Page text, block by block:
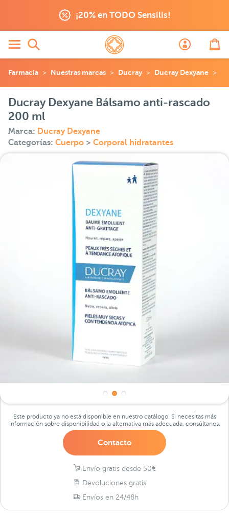
¡20% en TODO Sensilis!
Farmacia Nuestras marcas Ducray Ducray Dexyane
Ducray Dexyane Bálsamo anti-rascado
200 ml
Marca: Ducray Dexyane
Categorías: Cuerpo > Corporal hidratantes
Este producto ya no está disponible en nuestro catálogo. Si necesitas más
información sobre disponibilidad o la alternativa más adecuada, consúltanos.
Contacto
Envío gratis desde 50€
Devoluciones gratis
Envíos en 24/48h